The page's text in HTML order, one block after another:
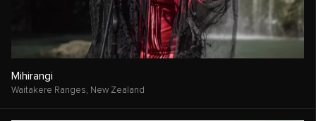
Mihirangi
Waitakere Ranges, New Zealand